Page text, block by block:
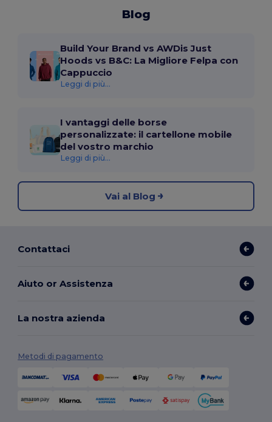
Blog
Build Your Brand vs AWDis Just
Hoods vs B&C: La Migliore Felpa con
Cappuccio
Leggi di più...
I vantaggi delle borse
personalizzate: il cartellone mobile
del vostro marchio
Leggi di più...
Vai al Blog
Contattaci
Aiuto or Assistenza
La nostra azienda
Metodi di pagamento